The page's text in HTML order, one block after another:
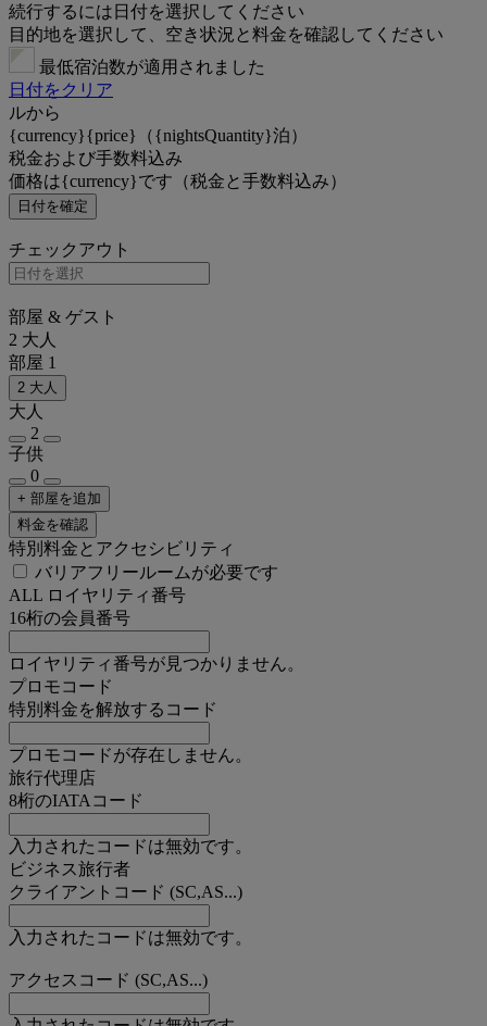
続行するには日付を選択してください
目的地を選択して、空き状況と料金を確認してください
最低宿泊数が適用されました
日付をクリア
ルから
{currency}{price}（{nightsQuantity}泊）
税金および手数料込み
価格は{currency}です（税金と手数料込み）
日付を確定
チェックアウト
部屋 & ゲスト
2 大人
部屋 1
2 大人
大人
2
子供
0
+ 部屋を追加
料金を確認
特別料金とアクセシビリティ
バリアフリールームが必要です
ALL ロイヤリティ番号
16桁の会員番号
ロイヤリティ番号が見つかりません。
プロモコード
特別料金を解放するコード
プロモコードが存在しません。
旅行代理店
8桁のIATAコード
入力されたコードは無効です。
ビジネス旅行者
クライアントコード (SC,AS...)
入力されたコードは無効です。
アクセスコード (SC,AS...)